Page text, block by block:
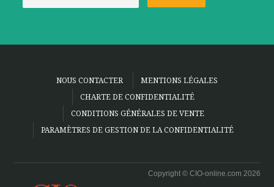
NOUS CONTACTER
MENTIONS LÉGALES
CHARTE DE CONFIDENTIALITÉ
CONDITIONS GÉNÉRALES DE VENTE
PARAMÈTRES DE GESTION DE LA CONFIDENTIALITÉ
Copyright © CIO-online.com 2026